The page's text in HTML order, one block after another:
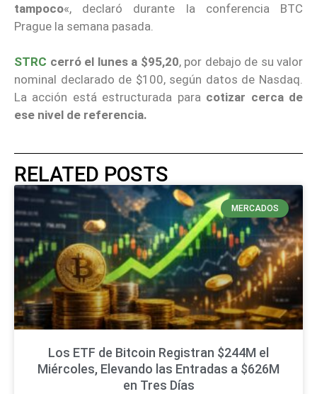
tampoco«, declaró durante la conferencia BTC
Prague la semana pasada.
STRC cerró el lunes a $95,20, por debajo de su valor
nominal declarado de $100, según datos de Nasdaq.
La acción está estructurada para cotizar cerca de
ese nivel de referencia.
RELATED POSTS
MERCADOS
Los ETF de Bitcoin Registran $244M el
Miércoles, Elevando las Entradas a $626M
en Tres Días